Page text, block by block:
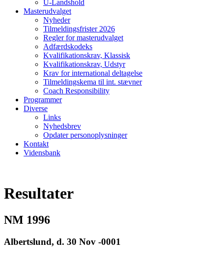
U-Landshold
Masterudvalget
Nyheder
Tilmeldingsfrister 2026
Regler for masterudvalget
Adfærdskodeks
Kvalifikationskrav, Klassisk
Kvalifikationskrav, Udstyr
Krav for international deltagelse
Tilmeldingskema til int. stævner
Coach Responsibility
Programmer
Diverse
Links
Nyhedsbrev
Opdater personoplysninger
Kontakt
Vidensbank
Resultater
NM 1996
Albertslund, d. 30 Nov -0001